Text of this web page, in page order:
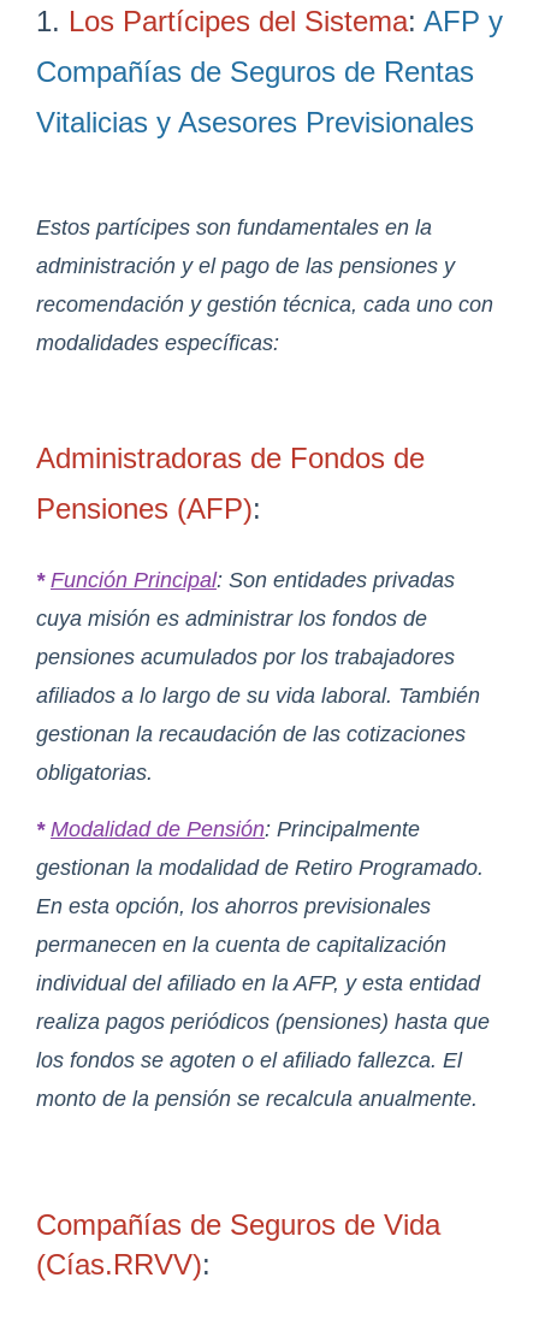
1. Los Partícipes del Sistema: AFP y
Compañías de Seguros de Rentas
Vitalicias y Asesores Previsionales
Estos partícipes son fundamentales en la
administración y el pago de las pensiones y
recomendación y gestión técnica, cada uno con
modalidades específicas:
Administradoras de Fondos de
Pensiones (AFP):
* Función Principal: Son entidades privadas
cuya misión es administrar los fondos de
pensiones acumulados por los trabajadores
afiliados a lo largo de su vida laboral. También
gestionan la recaudación de las cotizaciones
obligatorias.
* Modalidad de Pensión: Principalmente
gestionan la modalidad de Retiro Programado.
En esta opción, los ahorros previsionales
permanecen en la cuenta de capitalización
individual del afiliado en la AFP, y esta entidad
realiza pagos periódicos (pensiones) hasta que
los fondos se agoten o el afiliado fallezca. El
monto de la pensión se recalcula anualmente.
Compañías de Seguros de Vida
(Cías.RRVV):